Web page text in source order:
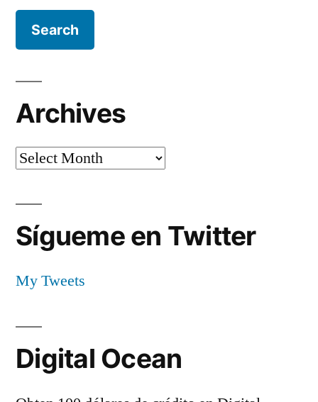
Archives
Archives
Sígueme en Twitter
My Tweets
Digital Ocean